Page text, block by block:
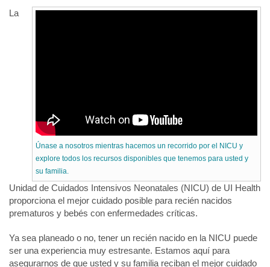
Únase a nosotros mientras hacemos un recorrido por el NICU y
explore todos los recursos disponibles que tenemos para usted y
su familia.
La
Unidad de Cuidados Intensivos Neonatales (NICU) de UI Health
proporciona el mejor cuidado posible para recién nacidos
prematuros y bebés con enfermedades críticas.
Ya sea planeado o no, tener un recién nacido en la NICU puede
ser una experiencia muy estresante. Estamos aquí para
asegurarnos de que usted y su familia reciban el mejor cuidado